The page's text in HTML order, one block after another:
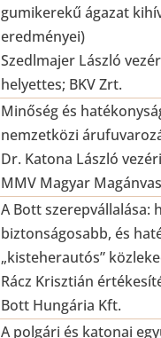
gumikerekű ágazat
eredményei)
Szedlmajer László
helyettes; BKV Zrt.
Minőség és
nemzetközi
Dr. Katona László
MMV Magyar
A Bott szerepvállalása:
biztonságosabb, és
„kisteherautós”
Rácz Krisztián
Bott Hungária Kft.
A polgári és katonai